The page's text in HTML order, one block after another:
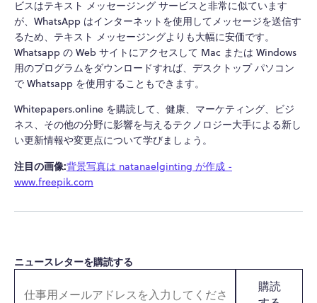
ビスはテキスト メッセージング サービスと非常に似ています
が、WhatsApp はインターネットを使用してメッセージを送信す
るため、テキスト メッセージングよりも大幅に安価です。
Whatsapp の Web サイトにアクセスして Mac または Windows
用のプログラムをダウンロードすれば、デスクトップ パソコン
で Whatsapp を使用することもできます。
Whitepapers.online を購読して、健康、マーケティング、ビジ
ネス、その他の分野に影響を与えるテクノロジー大手による新し
い更新情報や変更点について学びましょう。
注目の画像:背景写真は natanaelginting が作成 -
www.freepik.com
ニュースレターを購読する
購読